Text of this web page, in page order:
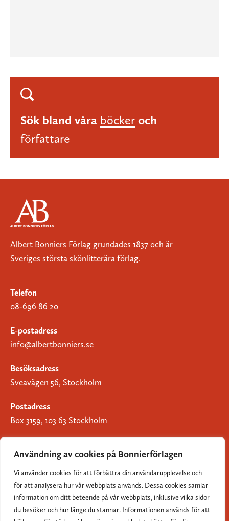
Användning av cookies på Bonnierförlagen
Vi använder cookies för att förbättra din användarupplevelse och
för att analysera hur vår webbplats används. Dessa cookies samlar
information om ditt beteende på vår webbplats, inklusive vilka sidor
du besöker och hur länge du stannar. Informationen används för att
Sök bland våra böcker och
författare
Albert Bonniers Förlag grundades 1837 och är
Sveriges största skönlitterära förlag.
Telefon
08-696 86 20
E-postadress
info@albertbonniers.se
Besöksadress
Sveavägen 56, Stockholm
Postadress
Box 3159, 103 63 Stockholm
Om Bonnierförlagen
Cookies
Integritetspolicy